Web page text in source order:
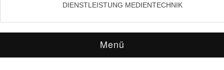
DIENSTLEISTUNG MEDIENTECHNIK
Menü